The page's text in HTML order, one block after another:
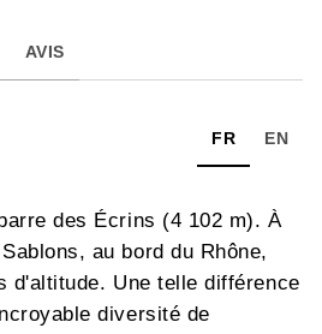
AVIS
FR EN
des Écrins (4 102 m). À
au bord du Rhône,
d'altitude. Une telle différence
diversité de